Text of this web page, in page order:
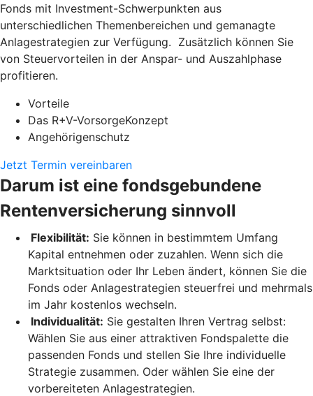
Fonds mit Investment-Schwerpunkten aus
unterschiedlichen Themenbereichen und gemanagte
Anlagestrategien zur Verfügung. Zusätzlich können Sie
von Steuervorteilen in der Anspar- und Auszahlphase
profitieren.
Vorteile
Das R+V-VorsorgeKonzept
Angehörigenschutz
Jetzt Termin vereinbaren
Darum ist eine fondsgebundene
Rentenversicherung sinnvoll
Flexibilität: Sie können in bestimmtem Umfang
Kapital entnehmen oder zuzahlen. Wenn sich die
Marktsituation oder Ihr Leben ändert, können Sie die
Fonds oder Anlagestrategien steuerfrei und mehrmals
im Jahr kostenlos wechseln.
Individualität: Sie gestalten Ihren Vertrag selbst:
Wählen Sie aus einer attraktiven Fondspalette die
passenden Fonds und stellen Sie Ihre individuelle
Strategie zusammen. Oder wählen Sie eine der
vorbereiteten Anlagestrategien.